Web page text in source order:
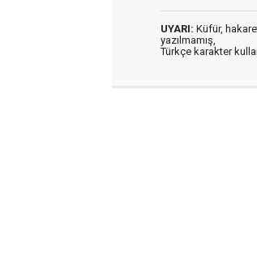
UYARI: Küfür,
yazılmamış,
Türkçe karakter